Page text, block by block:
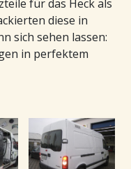
für das Heck als
diese in
sich sehen lassen:
in perfektem